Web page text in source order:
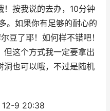
按我说的去办，10分钟
。如果你有足够的耐心的
豆了耶！如何样不错吧！
但这个方式我一定要拿出
洞也可以哦，不过是随机
12-9 20:38